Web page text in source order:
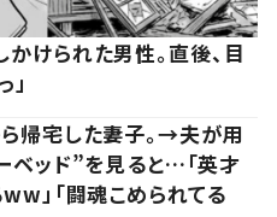
けられた男性。直後、目
帰宅した妻子。→夫が用
ベッド”を見ると…「英才
」「闘魂こめられてる